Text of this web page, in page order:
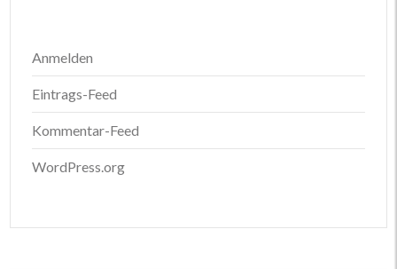
Anmelden
Eintrags-Feed
Kommentar-Feed
WordPress.org